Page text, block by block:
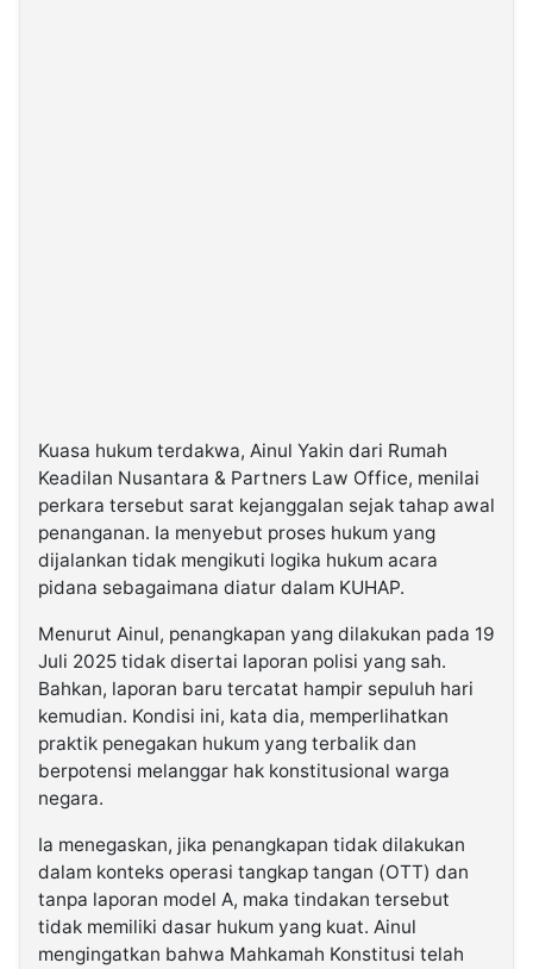
Kuasa hukum terdakwa, Ainul Yakin dari Rumah
Keadilan Nusantara & Partners Law Office, menilai
perkara tersebut sarat kejanggalan sejak tahap awal
penanganan. Ia menyebut proses hukum yang
dijalankan tidak mengikuti logika hukum acara
pidana sebagaimana diatur dalam KUHAP.
Menurut Ainul, penangkapan yang dilakukan pada 19
Juli 2025 tidak disertai laporan polisi yang sah.
Bahkan, laporan baru tercatat hampir sepuluh hari
kemudian. Kondisi ini, kata dia, memperlihatkan
praktik penegakan hukum yang terbalik dan
berpotensi melanggar hak konstitusional warga
negara.
Ia menegaskan, jika penangkapan tidak dilakukan
dalam konteks operasi tangkap tangan (OTT) dan
tanpa laporan model A, maka tindakan tersebut
tidak memiliki dasar hukum yang kuat. Ainul
mengingatkan bahwa Mahkamah Konstitusi telah